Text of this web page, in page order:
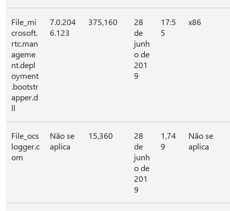
File_mi
crosoft.
rtc.man
ageme
nt.depl
oyment
.bootstr
apper.d
ll
7.0.204
6.123
375,160
28
de
junh
o de
201
9
17:5
5
x86
File_ocs
logger.c
om
Não se
aplica
15,360
28
de
junh
o de
201
9
1,74
9
Não se
aplica